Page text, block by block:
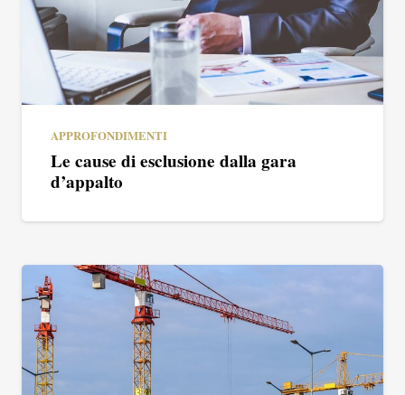
APPROFONDIMENTI
Le cause di esclusione dalla gara
d’appalto